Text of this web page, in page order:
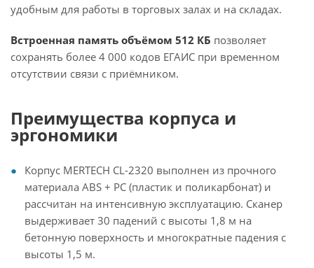
удобным для работы в торговых залах и на складах.
Встроенная память объёмом 512 КБ позволяет
сохранять более 4 000 кодов ЕГАИС при временном
отсутствии связи с приёмником.
Преимущества корпуса и
эргономики
Корпус MERTECH CL-2320 выполнен из прочного
материала ABS + PC (пластик и поликарбонат) и
рассчитан на интенсивную эксплуатацию. Сканер
выдерживает 30 падений с высоты 1,8 м на
бетонную поверхность и многократные падения с
высоты 1,5 м.